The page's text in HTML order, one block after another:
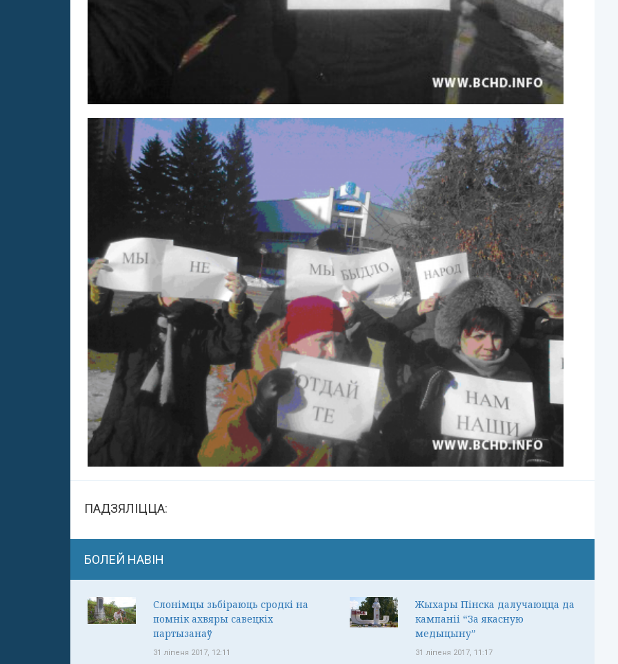
ПАДЗЯЛІЦЦА:
БОЛЕЙ НАВІН
Слонімцы зьбіраюць сродкі на
помнік ахвяры савецкіх
партызанаў
31 ліпеня 2017, 12:11
Жыхары Пінска далучаюцца да
кампаніі “За якасную
медыцыну”
31 ліпеня 2017, 11:17